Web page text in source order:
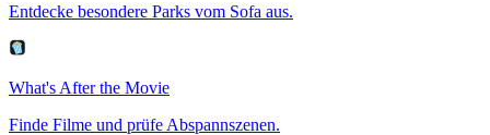
Entdecke besondere Parks vom Sofa aus.
What's After the Movie
Finde Filme und prüfe Abspannszenen.